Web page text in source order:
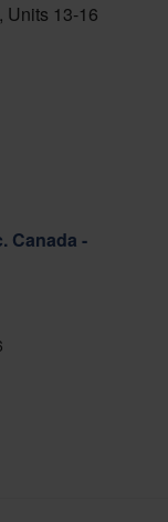
Units 13-16
Canada -